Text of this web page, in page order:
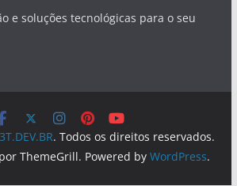
e soluções tecnológicas para o seu
3T.DEV.BR. Todos os direitos reservados.
ThemeGrill. Powered by WordPress.